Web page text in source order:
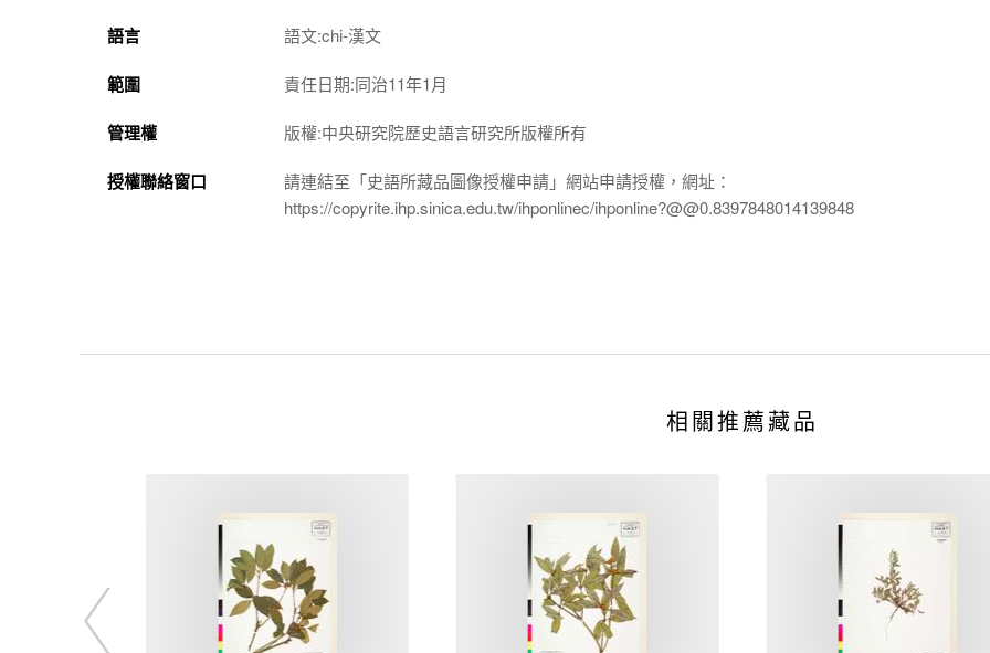
語言 語文:chi-漢文
範圍 責任日期:同治11年1月
管理權 版權:中央研究院歷史語言研究所版權所有
授權聯絡窗口
請連結至「史語所藏品圖像授權申請」網站申請授權，網址：
https://copyrite.ihp.sinica.edu.tw/ihponlinec/ihponline?@@0.8397848014139848
相關推薦藏品